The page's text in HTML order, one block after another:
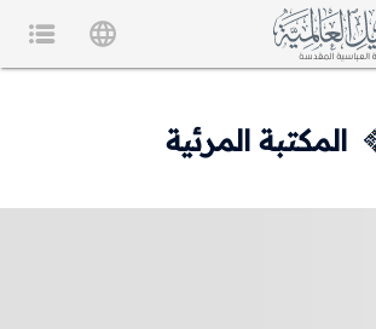
المكتبة المرئية